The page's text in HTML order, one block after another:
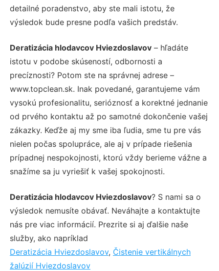
detailné poradenstvo, aby ste mali istotu, že
výsledok bude presne podľa vašich predstáv.
Deratizácia hlodavcov Hviezdoslavov – hľadáte
istotu v podobe skúseností, odbornosti a
precíznosti? Potom ste na správnej adrese –
www.topclean.sk. Inak povedané, garantujeme vám
vysokú profesionalitu, serióznosť a korektné jednanie
od prvého kontaktu až po samotné dokončenie vašej
zákazky. Keďže aj my sme iba ľudia, sme tu pre vás
nielen počas spolupráce, ale aj v prípade riešenia
prípadnej nespokojnosti, ktorú vždy berieme vážne a
snažíme sa ju vyriešiť k vašej spokojnosti.
Deratizácia hlodavcov Hviezdoslavov? S nami sa o
výsledok nemusíte obávať. Neváhajte a kontaktujte
nás pre viac informácií. Prezrite si aj ďalšie naše
služby, ako napríklad
Deratizácia Hviezdoslavov, Čistenie vertikálnych
žalúzií Hviezdoslavov